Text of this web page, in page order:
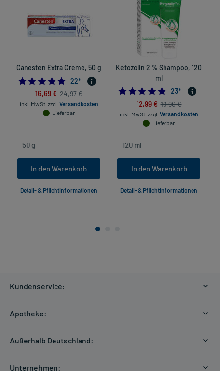
Canesten Extra Creme, 50 g
5.0
22*
16,69 € 24,97 €
inkl. MwSt. zzgl. Versandkosten
Lieferbar
In den Warenkorb
Detail- & Pflichtinformationen
Ketozolin 2 % Shampoo, 120
ml
23*
12,99 € 19,90 €
inkl. MwSt. zzgl. Versandkosten
Lieferbar
In den Warenkorb
Detail- & Pflichtinformationen
Kundenservice:
Zahlungsarten
Hilfe
Apotheke:
Außerhalb Deutschland:
Unternehmen: